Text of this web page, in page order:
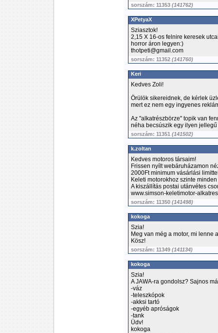
sorszám: 11353 (141762)
XPetyaX
Sziasztok!
2,15 X 16-os felnire keresek
horror áron legyen:)
thotpeti@gmail.com
sorszám: 11352 (141760)
Keri
Kedves Zoli!
Örülök sikereidnek, de kérlek
mert ez nem egy ingyenes
Az "alkatrészbörze" topik van
néha becsúszik egy ilyen
sorszám: 11351 (141502)
k.zoltan
Kedves motoros társaim!
Frissen nyílt webáruházamon
2000Ft minimum vásárlási
Keleti motorokhoz szinte
A kiszállítás postai utánvétes
www.simson-keletimotor-
sorszám: 11350 (141498)
kokoga
Szia!
Meg van még a motor, mi lenne
Kösz!
sorszám: 11349 (141134)
kokoga
Szia!
A JAWA-ra gondolsz? Sajnos
-váz
-teleszkópok
-akksi tartó
-egyéb apróságok
-tank
Üdv!
kokoga